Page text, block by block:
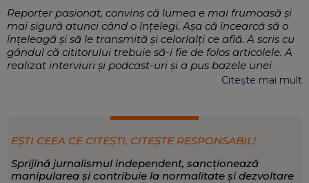
Reporter pasionat, convins că lumea e mai frumoasă și
mai sigură atunci când o înțelegi. Așa că încearcă să o
înțeleagă și să le transmită și celorlalți ce află. A scris cu
gândul că cititorului trebuie să-i fie de folos articolele. A
realizat interviuri și podcast-uri și a pus bazele unei
comunități online în care oamenii să afle cum își pot
multe despre lucrurile complexe, cum ar fi sectorul
Documentări complexe, Realizare de
materiale jurnalistice scrise, audio și video, Administrație,
Energie, Digitalizare
Citește mai mult
EȘTI CEEA CE CITEȘTI, CITEȘTE RESPONSABIL!
Sprijină jurnalismul independent, sancționează
manipularea și contribuie la normalitate și dezvoltare